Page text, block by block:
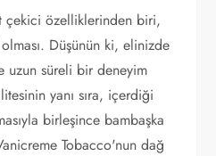
çekici özelliklerinden biri,
Düşünün ki, elinizde
uzun süreli bir deneyim
yanı sıra, içerdiği
birleşince bambaşka
Tobacco'nun dağ